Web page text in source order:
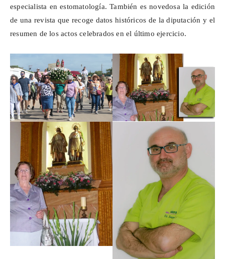
especialista en estomatología. También es novedosa la edición
de una revista que recoge datos históricos de la diputación y el
resumen de los actos celebrados en el último ejercicio.